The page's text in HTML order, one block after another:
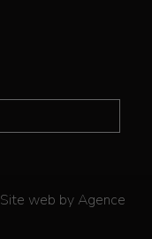
Site web by Agence